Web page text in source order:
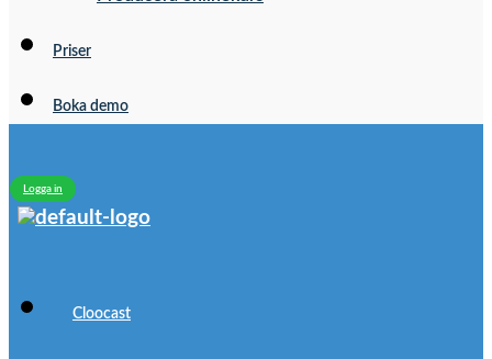
Priser
Boka demo
Logga in
Cloocast